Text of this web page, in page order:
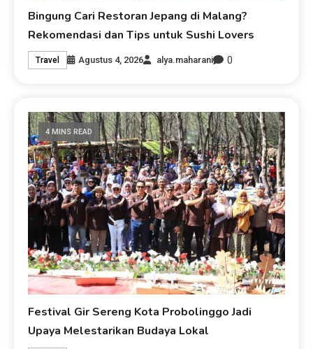
Bingung Cari Restoran Jepang di Malang?
Rekomendasi dan Tips untuk Sushi Lovers
Travel Agustus 4, 2026 alya.maharani 0
4 MINS READ
Festival Gir Sereng Kota Probolinggo Jadi
Upaya Melestarikan Budaya Lokal